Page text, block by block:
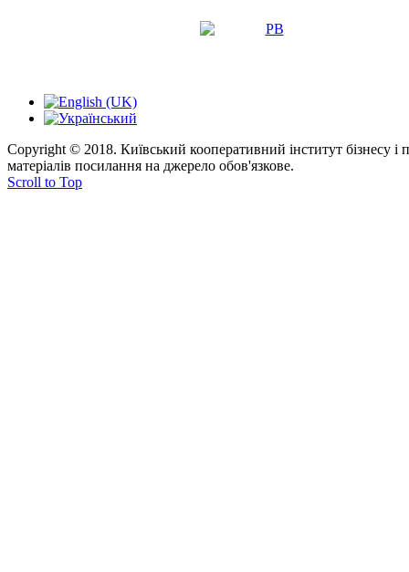
Copyright © 2018. Київський кооперативний інститут бізнесу
матеріалів посилання на джерело обов'язкове.
Scroll to Top